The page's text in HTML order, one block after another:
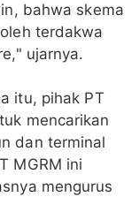
bahwa skema
terdakwa
ujarnya.
itu, pihak PT
mencarikan
dan terminal
MGRM ini
mengurus